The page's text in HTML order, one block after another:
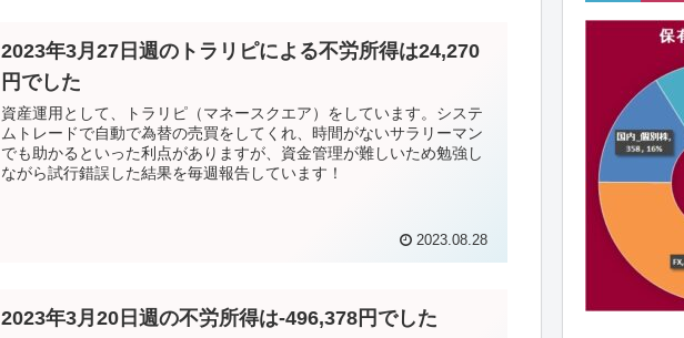
2023年3月27日週のトラリピによる不労所得は24,270
円でした
資産運用として、トラリピ（マネースクエア）をしています。システ
ムトレードで自動で為替の売買をしてくれ、時間がないサラリーマン
でも助かるといった利点がありますが、資金管理が難しいため勉強し
ながら試行錯誤した結果を毎週報告しています！
2023.08.28
2023年3月20日週の不労所得は-496,378円でした